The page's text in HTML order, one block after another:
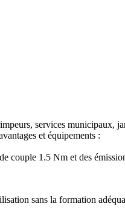
services municipaux,
et équipements :
couple 1.5 Nm et des
sans la formation